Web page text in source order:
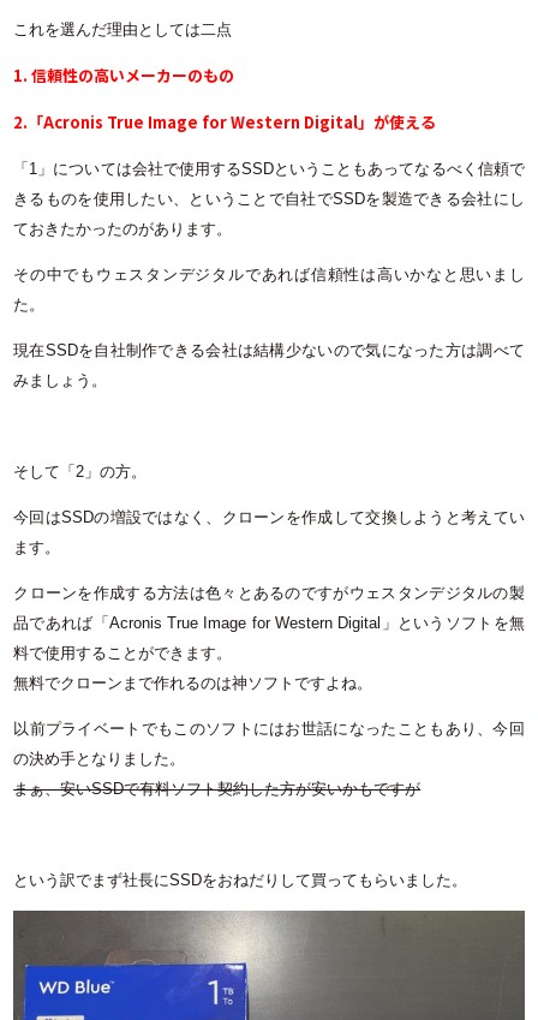
これを選んだ理由としては二点
1. 信頼性の高いメーカーのもの
2.「Acronis True Image for Western Digital」が使える
「1」については会社で使用するSSDということもあってなるべく信頼で
きるものを使用したい、ということで自社でSSDを製造できる会社にし
ておきたかったのがあります。
その中でもウェスタンデジタルであれば信頼性は高いかなと思いまし
た。
現在SSDを自社制作できる会社は結構少ないので気になった方は調べて
みましょう。
そして「2」の方。
今回はSSDの増設ではなく、クローンを作成して交換しようと考えてい
ます。
クローンを作成する方法は色々とあるのですがウェスタンデジタルの製
品であれば「Acronis True Image for Western Digital」というソフトを無
料で使用することができます。
無料でクローンまで作れるのは神ソフトですよね。
以前プライベートでもこのソフトにはお世話になったこともあり、今回
の決め手となりました。
まぁ、安いSSDで有料ソフト契約した方が安いかもですが
という訳でまず社長にSSDをおねだりして買ってもらいました。